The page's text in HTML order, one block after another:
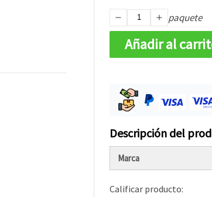
paquete
Añadir al
Descripción del
Marca
Calificar producto: